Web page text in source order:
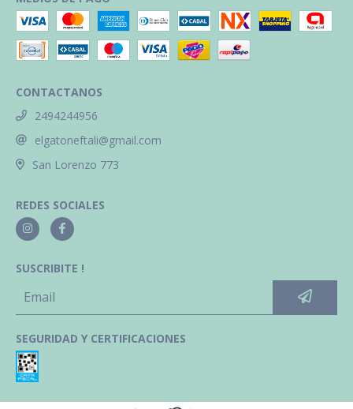
CONTACTANOS
2494244956
elgatoneftali@gmail.com
San Lorenzo 773
REDES SOCIALES
SUSCRIBITE !
SEGURIDAD Y CERTIFICACIONES